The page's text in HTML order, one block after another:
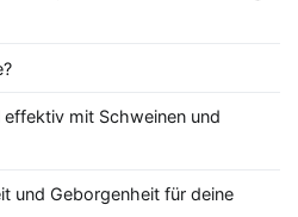
mit Schweinen und
und Geborgenheit für deine